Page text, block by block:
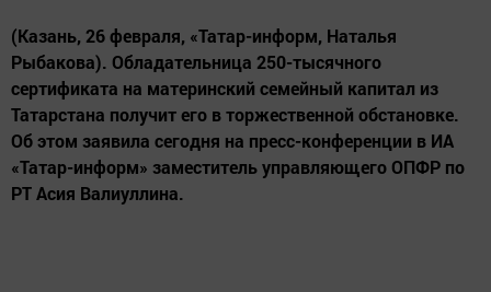
(Казань, 26 февраля, «Татар-информ, Наталья
Рыбакова). Обладательница 250-тысячного
сертификата на материнский семейный капитал из
Татарстана получит его в торжественной обстановке.
Об этом заявила сегодня на пресс-конференции в ИА
«Татар-информ» заместитель управляющего ОПФР по
РТ Асия Валиуллина.